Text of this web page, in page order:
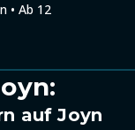
• Ab 12
auf Joyn